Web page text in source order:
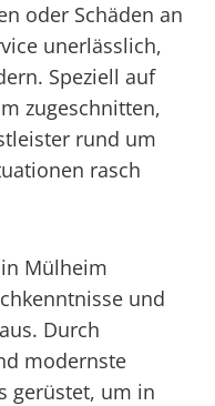
oder Schäden an
unerlässlich,
Speziell auf
zugeschnitten,
rund um
rasch
Mülheim
und
Durch
modernste
gerüstet, um in